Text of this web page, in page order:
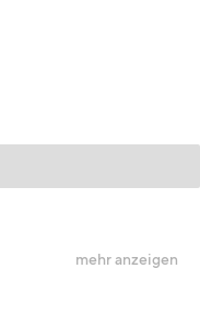
mehr anzeigen